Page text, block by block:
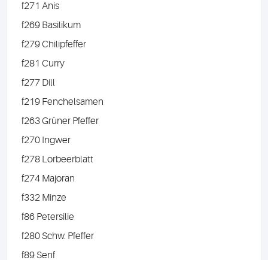
f271 Anis
f269 Basilikum
f279 Chilipfeffer
f281 Curry
f277 Dill
f219 Fenchelsamen
f263 Grüner Pfeffer
f270 Ingwer
f278 Lorbeerblatt
f274 Majoran
f332 Minze
f86 Petersilie
f280 Schw. Pfeffer
f89 Senf